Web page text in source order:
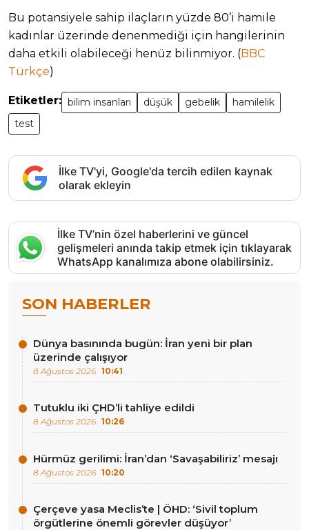
Bu potansiyele sahip ilaçların yüzde 80’i hamile
kadınlar üzerinde denenmediği için hangilerinin
daha etkili olabileceği henüz bilinmiyor. (BBC
Türkçe)
Etiketler: bilim insanları düşük gebelik
hamilelik
test
İlke TV'yi, Google'da tercih edilen kaynak
olarak ekleyin
İlke TV’nin özel haberlerini ve güncel
gelişmeleri anında takip etmek için tıklayarak
WhatsApp kanalımıza abone olabilirsiniz.
SON HABERLER
Dünya basınında bugün: İran yeni bir plan
üzerinde çalışıyor
8 Ağustos 2026 10:41
Tutuklu iki ÇHD’li tahliye edildi
8 Ağustos 2026 10:26
Hürmüz gerilimi: İran’dan ‘Savaşabiliriz’ mesajı
8 Ağustos 2026 10:20
Çerçeve yasa Meclis’te | ÖHD: ‘Sivil toplum
örgütlerine önemli görevler düşüyor’